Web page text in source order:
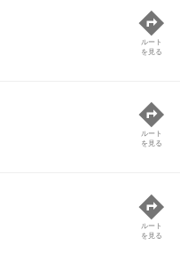
ルート
を見る
ルート
を見る
ルート
を見る